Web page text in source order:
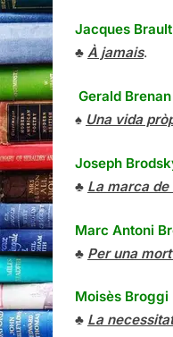
Jacques Brault
♣ À jamais.
Gerald Brenan
♠ Una vida
Joseph
♣ La marca de
Marc Antoni
♣ Per una
Moisès Broggi
♣ La